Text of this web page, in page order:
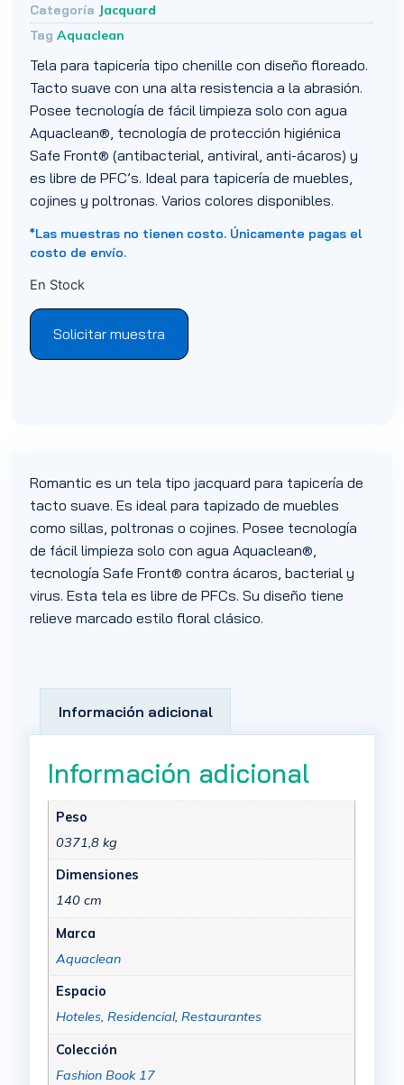
Categoría Jacquard
Tag Aquaclean
Tela para tapicería tipo chenille con diseño floreado.
Tacto suave con una alta resistencia a la abrasión.
Posee tecnología de fácil limpieza solo con agua
Aquaclean®, tecnología de protección higiénica
Safe Front® (antibacterial, antiviral, anti-ácaros) y
es libre de PFC’s. Ideal para tapicería de muebles,
cojines y poltronas. Varios colores disponibles.
*Las muestras no tienen costo. Únicamente pagas el
costo de envío.
En Stock
Solicitar muestra
Romantic es un tela tipo jacquard para tapicería de
tacto suave. Es ideal para tapizado de muebles
como sillas, poltronas o cojines. Posee tecnología
de fácil limpieza solo con agua Aquaclean®,
tecnología Safe Front® contra ácaros, bacterial y
virus. Esta tela es libre de PFCs. Su diseño tiene
relieve marcado estilo floral clásico.
Información adicional
Información adicional
Peso
0371,8 kg
Dimensiones
140 cm
Marca
Aquaclean
Espacio
Hoteles, Residencial, Restaurantes
Colección
Fashion Book 17